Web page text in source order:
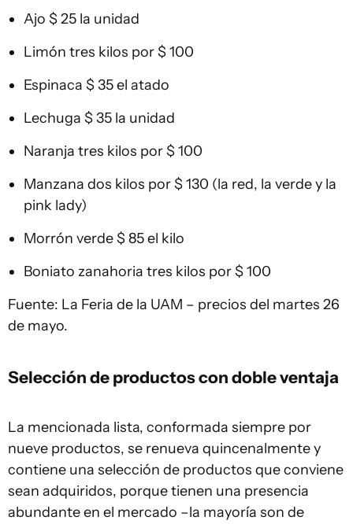
Ajo $ 25 la unidad
Limón tres kilos por $ 100
Espinaca $ 35 el atado
Lechuga $ 35 la unidad
Naranja tres kilos por $ 100
Manzana dos kilos por $ 130 (la red, la verde y la
pink lady)
Morrón verde $ 85 el kilo
Boniato zanahoria tres kilos por $ 100
Fuente: La Feria de la UAM – precios del martes 26
de mayo.
Selección de productos con doble ventaja
La mencionada lista, conformada siempre por
nueve productos, se renueva quincenalmente y
contiene una selección de productos que conviene
sean adquiridos, porque tienen una presencia
abundante en el mercado –la mayoría son de